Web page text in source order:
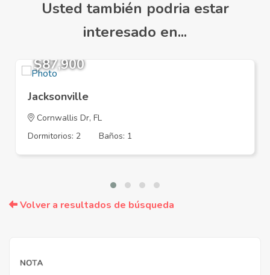
Usted también podria estar
interesado en...
$87,900
Jacksonville
Cornwallis Dr, FL
Dormitorios: 2
Baños: 1
Volver a resultados de búsqueda